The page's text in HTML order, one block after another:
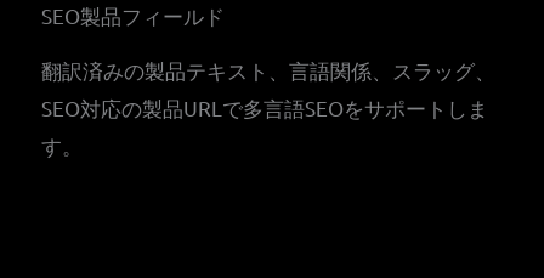
SEO製品フィールド
翻訳済みの製品テキスト、言語関係、スラッグ、
SEO対応の製品URLで多言語SEOをサポートしま
す。